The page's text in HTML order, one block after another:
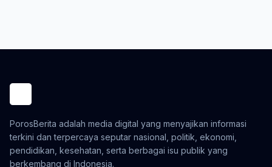
PorosBerita adalah media digital yang menyajikan informasi
terkini dan terpercaya seputar nasional, politik, ekonomi,
pendidikan, kesehatan, serta berbagai isu publik yang
berkembang di Indonesia.